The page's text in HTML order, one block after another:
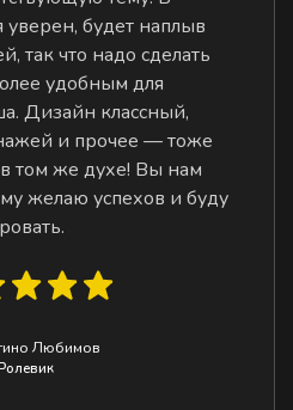
будет наплыв
так что надо сделать
удобным для
Дизайн классный,
и прочее — тоже
том же духе! Вы нам
желаю успехов и буду
Любимов